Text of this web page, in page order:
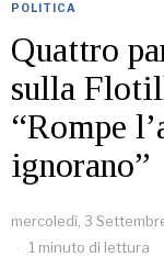
POLITICA
Quattro
sulla
“Rompe
ignorano”
mercoledì, 3
1 minuto di lettura